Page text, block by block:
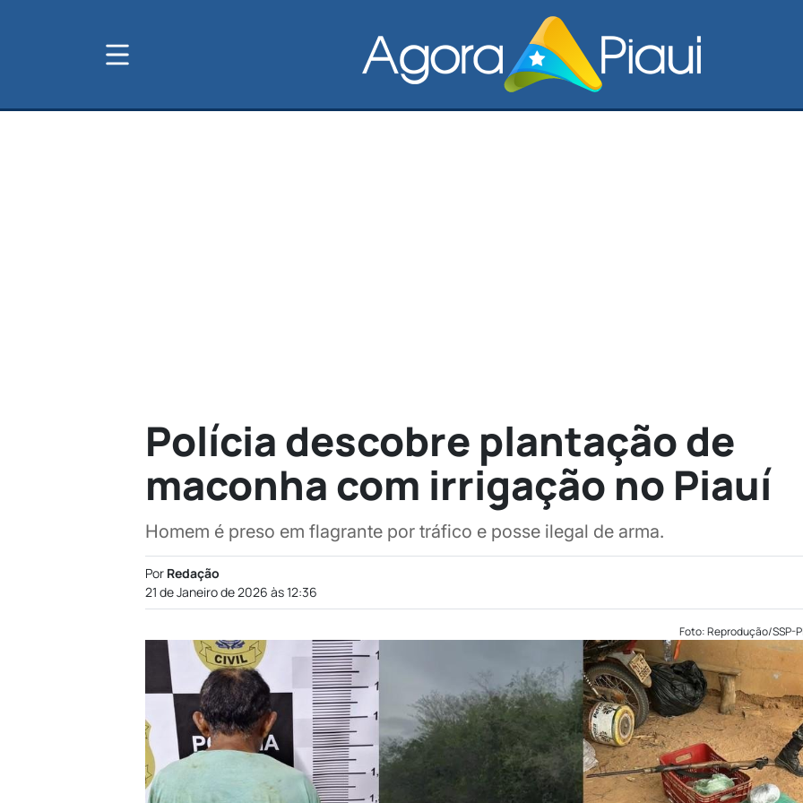
Polícia descobre plantação de
maconha com irrigação no Piauí
Homem é preso em flagrante por tráfico e posse ilegal de arma.
Por Redação
21 de Janeiro de 2026 às 12:36
Foto: Reprodução/SSP-